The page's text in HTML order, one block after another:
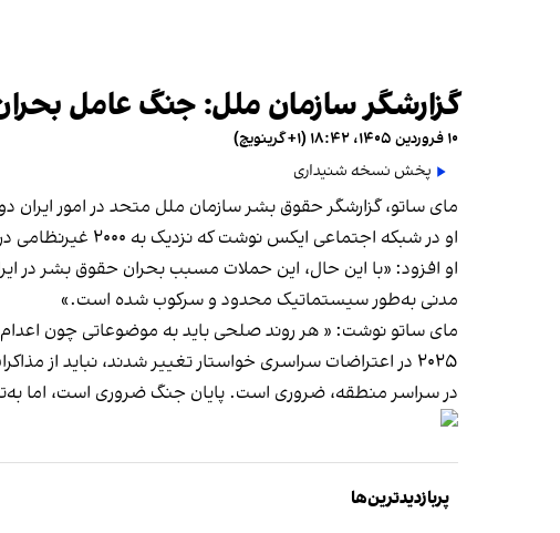
گزارشگر سازمان ملل: جنگ عامل
۱۰ فروردین ۱۴۰۵، ۱۸:۴۲ (‎+۱ گرینویچ)
پخش نسخه شنیداری
مای ساتو، گزارشگر حقوق بشر سازمان ملل متحد در امور ایران
او در شبکه اجتماعی ایکس نوشت که نزدیک به ۲۰۰۰ غیرنظامی در حملات هوایی جان خود را از دست داده‌اند و بیش از ۳ میلیون نفر آواره شده‌اند.
مدنی به‌طور سیستماتیک محدود و سرکوب شده است.»
مای ساتو نوشت: « هر روند صلحی باید به موضوعاتی چون
۲۰۲۵ در اعتراضات سراسری خواستار تغییر شدند، نباید
در سراسر منطقه، ضروری است. پایان جنگ ضروری است، اما
پربازدیدترین‌ها